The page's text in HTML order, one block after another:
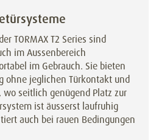
TORMAX T2 Series sind
im Aussenbereich
im Gebrauch. Sie bieten
ohne jeglichen Türkontakt und
seitlich genügend Platz zur
ist äusserst laufruhig
auch bei rauen Bedingungen